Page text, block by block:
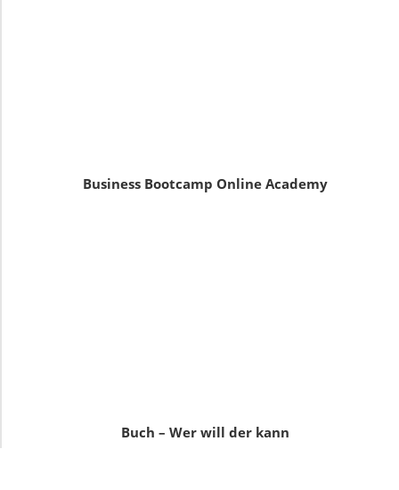
Business Bootcamp Online Academy
Buch – Wer will der kann